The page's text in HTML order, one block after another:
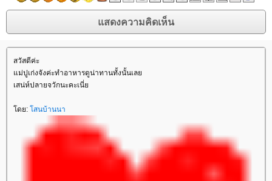
สวัสดีค่ะ
ม่ปูเก่งจังค่ะทำอาหารดูน่าทานทั้งนั้นเล
เสน่ห์ปลายจวักนะคะเนี่
ดย: สนบ้านนา